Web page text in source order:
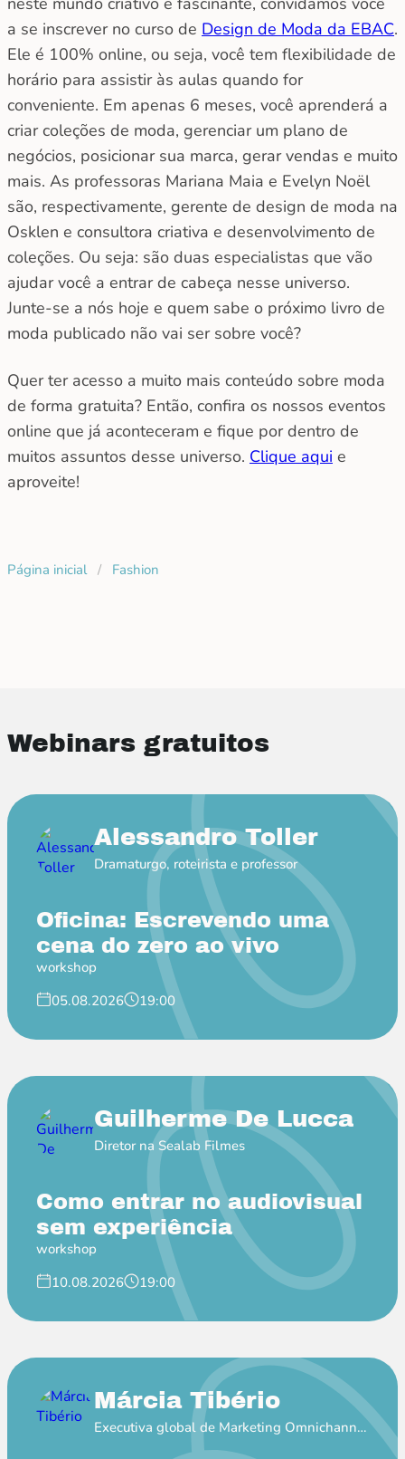
a se inscrever no curso de Design de Moda da EBAC.
Ele é 100% online, ou seja, você tem flexibilidade de
horário para assistir às aulas quando for
conveniente. Em apenas 6 meses, você aprenderá a
criar coleções de moda, gerenciar um plano de
negócios, posicionar sua marca, gerar vendas e muito
mais. As professoras Mariana Maia e Evelyn Noël
são, respectivamente, gerente de design de moda na
Osklen e consultora criativa e desenvolvimento de
coleções. Ou seja: são duas especialistas que vão
ajudar você a entrar de cabeça nesse universo.
Junte-se a nós hoje e quem sabe o próximo livro de
moda publicado não vai ser sobre você?
Quer ter acesso a muito mais conteúdo sobre moda
de forma gratuita? Então, confira os nossos eventos
online que já aconteceram e fique por dentro de
muitos assuntos desse universo. Clique aqui e
aproveite!
Página inicial / Fashion
Webinars gratuitos
Alessandro Toller
Dramaturgo, roteirista e professor
Oficina: Escrevendo uma
cena do zero ao vivo
workshop
05.08.2026
19:00
Guilherme De Lucca
Diretor na Sealab Filmes
Como entrar no audiovisual
sem experiência
workshop
10.08.2026
19:00
Márcia Tibério
Executiva global de Marketing Omnichannel